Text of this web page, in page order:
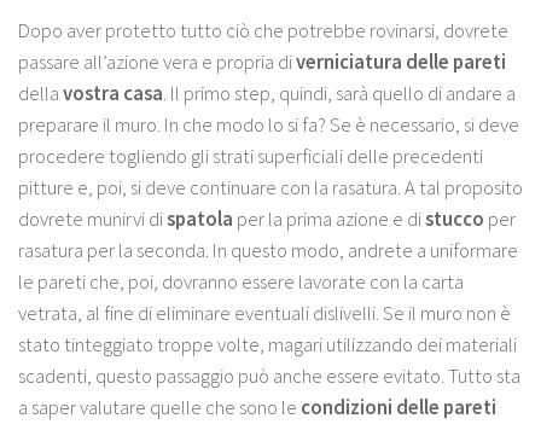
Dopo aver protetto tutto ciò che potrebbe rovinarsi, dovrete
passare all’azione vera e propria diverniciatura delle pareti
dellavostra casa. Il primo step, quindi, sarà quello di andare a
preparare il muro. In che modo lo si fa? Se è necessario, si deve
procedere togliendo gli strati superficiali delle precedenti
pitture e, poi, si deve continuare con la rasatura. A tal proposito
dovrete munirvi dispatola per la prima azione e distucco per
rasatura per la seconda. In questo modo, andrete a uniformare
le pareti che, poi, dovranno essere lavorate con la carta
vetrata, al fine di eliminare eventuali dislivelli. Se il muro non è
stato tinteggiato troppe volte, magari utilizzando dei materiali
scadenti, questo passaggio può anche essere evitato. Tutto sta
a saper valutare quelle che sono le condizioni delle pareti